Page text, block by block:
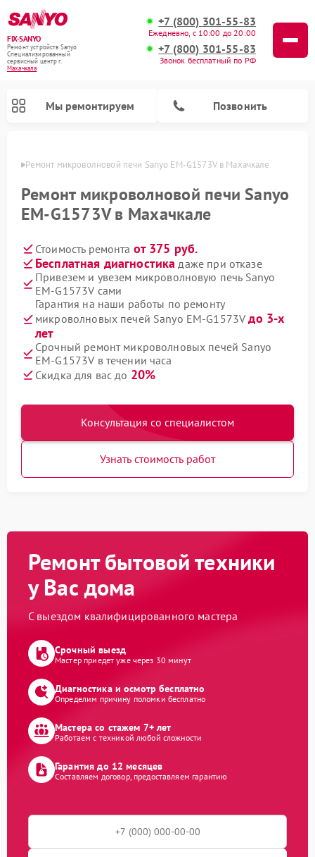
FIX-SANYO
Ремонт устройств Sanyo
Специализированный
cервисный центр г.
Махачкала
+7 (800) 301-55-83
Ежедневно, с 10:00 до 20:00
+7 (800) 301-55-83
Звонок бесплатный по РФ
Мы ремонтируем Позвонить
Ремонт микроволновой печи Sanyo EM-G1573V в Махачкале
Ремонт микроволновой печи Sanyo
EM-G1573V в Махачкале
Стоимость ремонта от 375 руб.
Бесплатная диагностика даже при отказе
Привезем и увезем микроволновую печь Sanyo
EM-G1573V сами
Гарантия на наши работы по ремонту
микроволновых печей Sanyo EM-G1573Vдо 3-х
лет
Срочный ремонт микроволновых печей Sanyo
EM-G1573V в течении часа
Скидка для вас до 20%
Консультация со специалистом
Узнать стоимость работ
Ремонт бытовой техники
у Вас дома
С выездом квалифицированного мастера
Срочный выезд
Мастер приедет уже через 30 минут
Диагностика и осмотр бесплатно
Определим причину поломки бесплатно
Мастера со стажем 7+ лет
Работаем с техникой любой сложности
Гарантия до 12 месяцев
Составляем договор, предоставляем гарантию